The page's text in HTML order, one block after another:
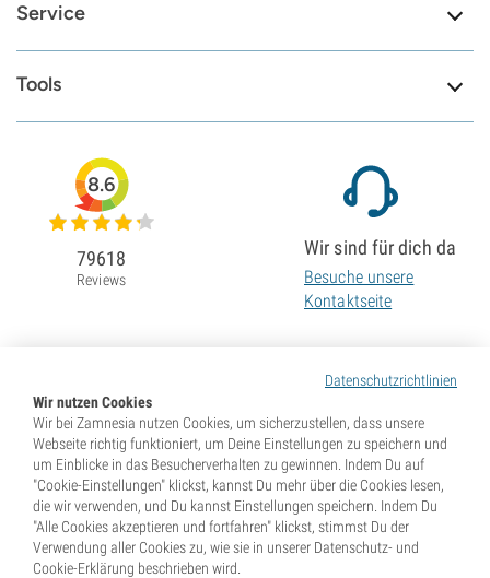
Service
Tools
Datenschutzrichtlinien
Wir nutzen Cookies
Wir bei Zamnesia nutzen Cookies, um sicherzustellen, dass unsere
Webseite richtig funktioniert, um Deine Einstellungen zu speichern und
um Einblicke in das Besucherverhalten zu gewinnen. Indem Du auf
"Cookie-Einstellungen" klickst, kannst Du mehr über die Cookies lesen,
die wir verwenden, und Du kannst Einstellungen speichern. Indem Du
"Alle Cookies akzeptieren und fortfahren" klickst, stimmst Du der
Verwendung aller Cookies zu, wie sie in unserer Datenschutz- und
Cookie-Erklärung beschrieben wird.
8.6
79618
Reviews
Wir sind für dich da
Besuche unsere
Kontaktseite